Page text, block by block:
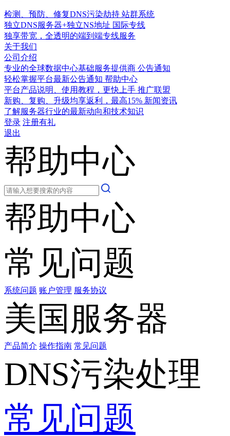
检测、预防、修复DNS污染劫持 站群系统
独立DNS服务器+独立NS地址 国际专线
独享带宽，全透明的端到端专线服务
关于我们
公司介绍
专业的全球数据中心基础服务提供商 公告通知
轻松掌握平台最新公告通知 帮助中心
平台产品说明、使用教程，更快上手 推广联盟
新购、复购、升级均享返利，最高15% 新闻资讯
了解服务器行业的最新动向和技术知识
登录 注册有礼
退出
帮助中心
帮助中心
常见问题
系统问题 账户管理 服务协议
美国服务器
产品简介 操作指南 常见问题
DNS污染处理
常见问题